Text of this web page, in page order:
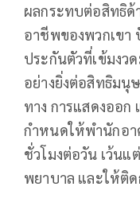
ผลกระทบต่อสิทธิด้
อาชีพของพวกเขา
ประกันตัวที่เข้มงว
อย่างยิ่งต่อสิทธิมนุ
ทาง การแสดงออก
กำหนดให้พำนักอ
ชั่วโมงต่อวัน เว้นแ
พยาบาล และให้ติด